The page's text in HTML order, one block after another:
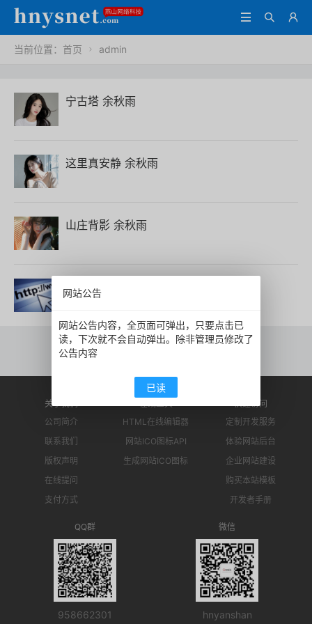



当前位置： 首页  admin
宁古塔 余秋雨
这里真安静 余秋雨
山庄背影 余秋雨
欢迎使用Z-BlogPHP！
关于我们
公司简介
联系我们
版权声明
在线提问
支付方式
在线工具
HTML在线编辑器
网站ICO图标API
生成网站ICO图标
快速访问
定制开发服务
体验网站后台
企业网站建设
购买本站模板
开发者手册
QQ群
958662301
微信
hnyanshan
网站公告
网站公告内容，全页面可弹出，只要点击已
读，下次就不会自动弹出。除非管理员修改了
公告内容
已读